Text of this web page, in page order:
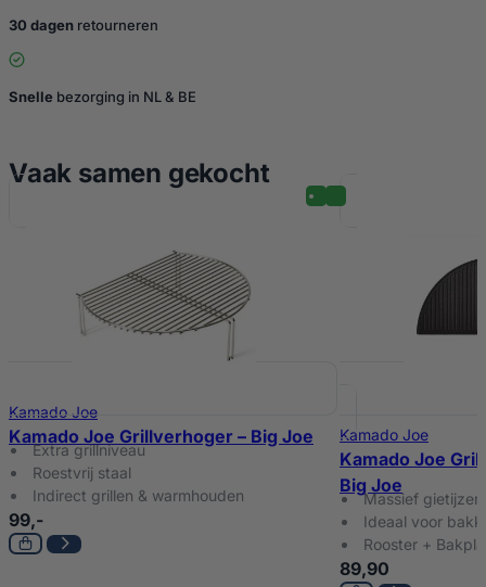
30 dagen retourneren
Snelle bezorging in NL & BE
Vaak samen gekocht
Kamado Joe
Kamado Joe Grillverhoger – Big Joe
Extra grillniveau
Roestvrij staal
Indirect grillen & warmhouden
99,-
Kamado Joe
Kamado Joe
Big Joe
Massief gietijzer
Ideaal voor
Rooster +
89,90